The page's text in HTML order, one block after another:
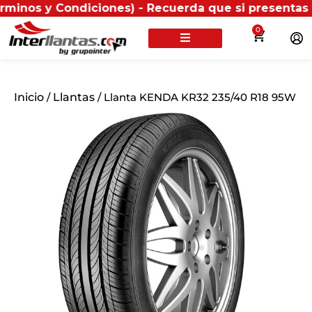
- Recuerda que si presentas tu
0
Inicio / Llantas / Llanta KENDA KR32 235/40 R18 95W